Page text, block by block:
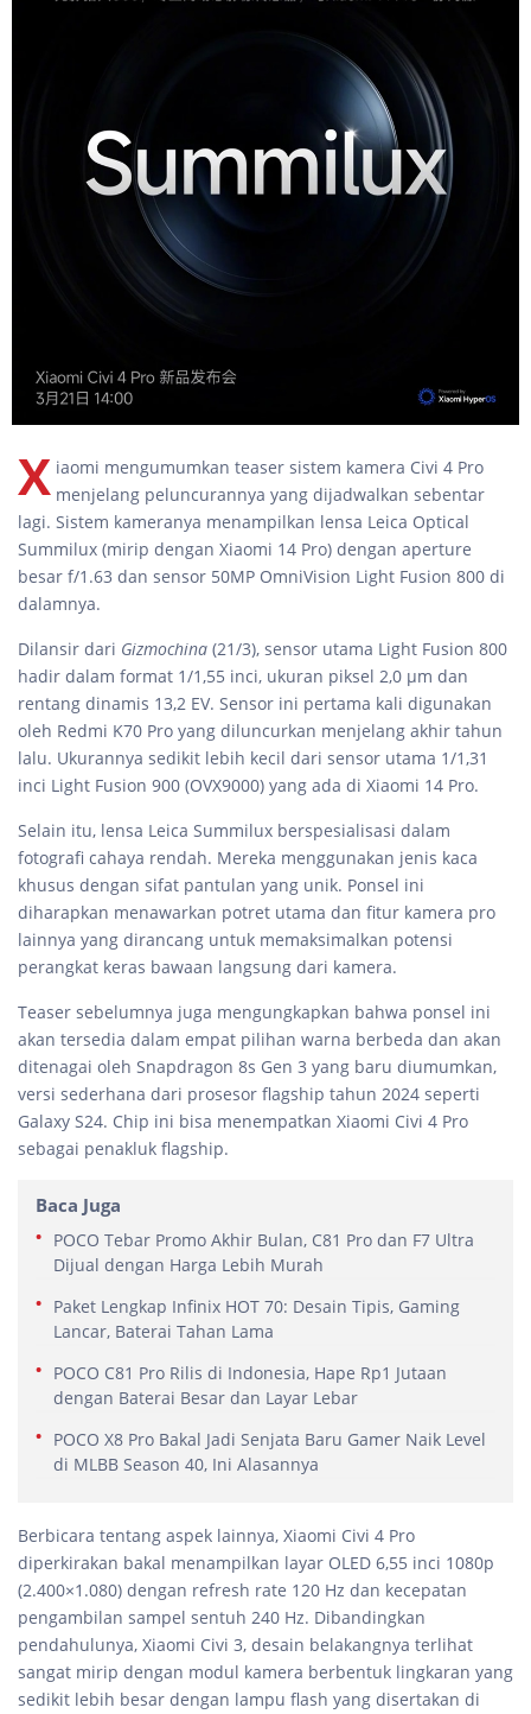
X iaomi mengumumkan teaser sistem kamera Civi 4 Pro
menjelang peluncurannya yang dijadwalkan sebentar
lagi. Sistem kameranya menampilkan lensa Leica Optical
Summilux (mirip dengan Xiaomi 14 Pro) dengan aperture
besar f/1.63 dan sensor 50MP OmniVision Light Fusion 800 di
dalamnya.
Dilansir dari Gizmochina (21/3), sensor utama Light Fusion 800
hadir dalam format 1/1,55 inci, ukuran piksel 2,0 µm dan
rentang dinamis 13,2 EV. Sensor ini pertama kali digunakan
oleh Redmi K70 Pro yang diluncurkan menjelang akhir tahun
lalu. Ukurannya sedikit lebih kecil dari sensor utama 1/1,31
inci Light Fusion 900 (OVX9000) yang ada di Xiaomi 14 Pro.
Selain itu, lensa Leica Summilux berspesialisasi dalam
fotografi cahaya rendah. Mereka menggunakan jenis kaca
khusus dengan sifat pantulan yang unik. Ponsel ini
diharapkan menawarkan potret utama dan fitur kamera pro
lainnya yang dirancang untuk memaksimalkan potensi
perangkat keras bawaan langsung dari kamera.
Teaser sebelumnya juga mengungkapkan bahwa ponsel ini
akan tersedia dalam empat pilihan warna berbeda dan akan
ditenagai oleh Snapdragon 8s Gen 3 yang baru diumumkan,
versi sederhana dari prosesor flagship tahun 2024 seperti
Galaxy S24. Chip ini bisa menempatkan Xiaomi Civi 4 Pro
sebagai penakluk flagship.
Baca Juga
POCO Tebar Promo Akhir Bulan, C81 Pro dan F7 Ultra
Dijual dengan Harga Lebih Murah
Paket Lengkap Infinix HOT 70: Desain Tipis, Gaming
Lancar, Baterai Tahan Lama
POCO C81 Pro Rilis di Indonesia, Hape Rp1 Jutaan
dengan Baterai Besar dan Layar Lebar
POCO X8 Pro Bakal Jadi Senjata Baru Gamer Naik Level
di MLBB Season 40, Ini Alasannya
Berbicara tentang aspek lainnya, Xiaomi Civi 4 Pro
diperkirakan bakal menampilkan layar OLED 6,55 inci 1080p
(2.400×1.080) dengan refresh rate 120 Hz dan kecepatan
pengambilan sampel sentuh 240 Hz. Dibandingkan
pendahulunya, Xiaomi Civi 3, desain belakangnya terlihat
sangat mirip dengan modul kamera berbentuk lingkaran yang
sedikit lebih besar dengan lampu flash yang disertakan di